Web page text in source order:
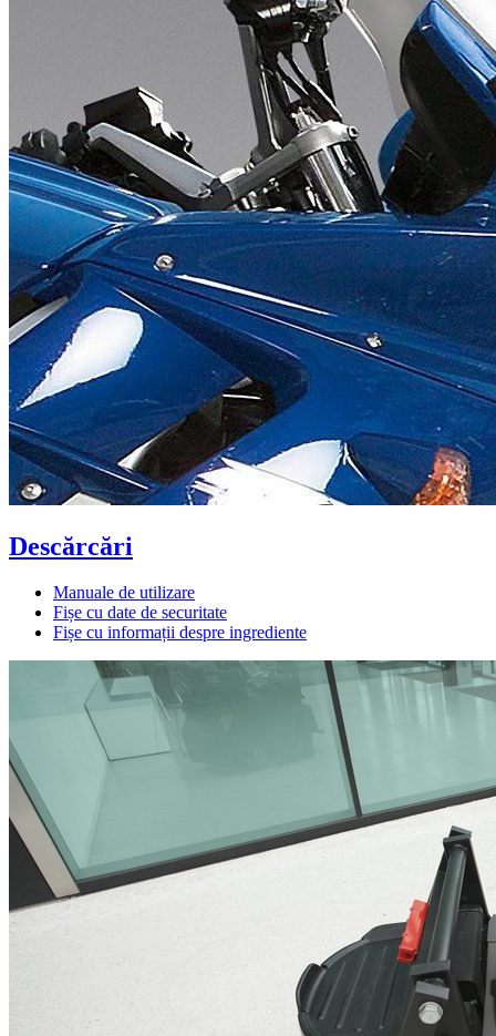
Descărcări
Manuale de utilizare
Fișe cu date de securitate
Fișe cu informații despre ingrediente